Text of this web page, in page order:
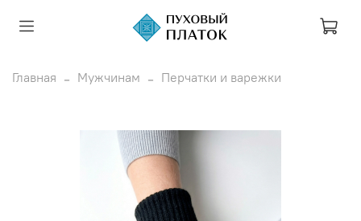
Главная Мужчинам Перчатки и варежки